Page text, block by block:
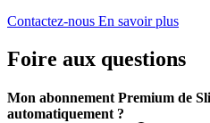
Contactez-nous En savoir plus
Foire aux questions
Mon abonnement Premium de
automatiquement ?